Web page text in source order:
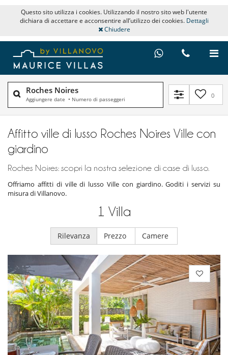
Questo sito utilizza i cookies. Utilizzando il nostro sito web l'utente
dichiara di accettare e acconsentire all’utilizzo dei cookies. Dettagli
Chiudere
Roches Noires
Aggiungere date • Numero di passeggeri 0
Affitto ville di lusso Roches Noires Ville con
giardino
Roches Noires: scopri la nostra selezione di case di lusso.
Offriamo affitti di ville di lusso Ville con giardino. Goditi i servizi su
misura di Villanovo.
1 Villa
Rilevanza Prezzo Camere